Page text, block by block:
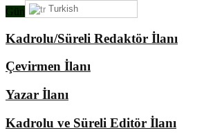
Gündemimizde Ne Var?
Kadrolu/Süreli Redaktör İlanı
Çevirmen İlanı
Yazar İlanı
Kadrolu ve Süreli Editör İlanı
Turkish